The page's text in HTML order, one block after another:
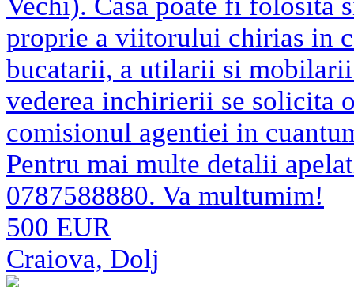
proprie a viitorului chirias in
bucatarii, a utilarii si
vederea inchirierii se solicita
comisionul agentiei in
Pentru mai multe detalii
0787588880. Va multumim!
500 EUR
Craiova, Dolj